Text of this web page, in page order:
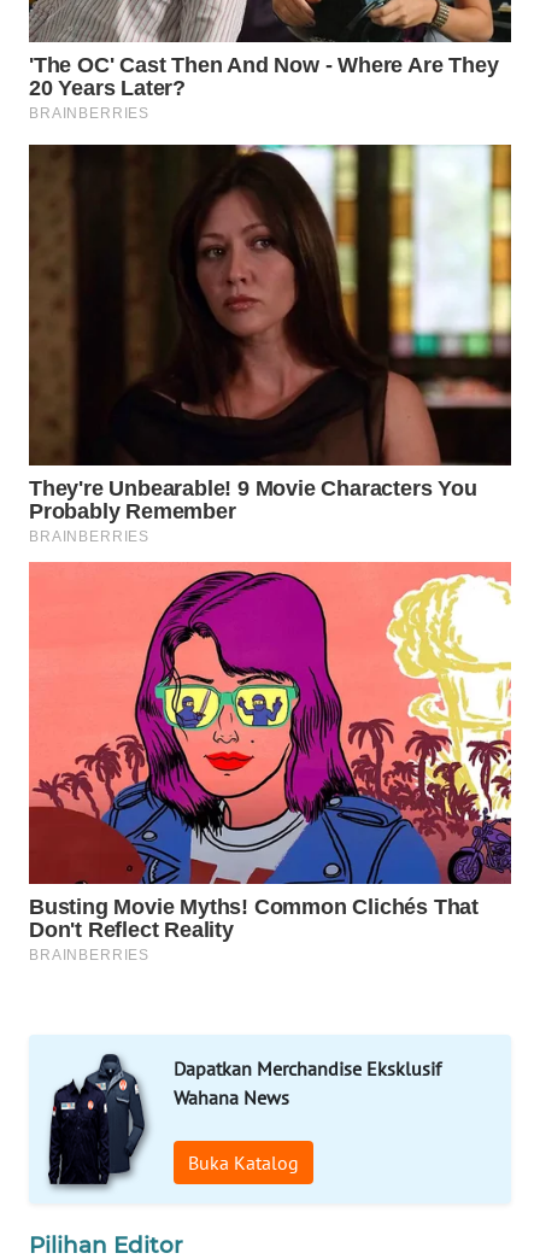
Dapatkan Merchandise Eksklusif
Wahana News
Buka Katalog
Pilihan Editor
WAHANA
HEALTH
WAHANA
WISATA
KONSUMEN
MASYARAKAT
KELISTRIKAN
WALINKI
MARTABAT
NET
MKLI
KOPEKLIN
PORTAL
KONSUMEN